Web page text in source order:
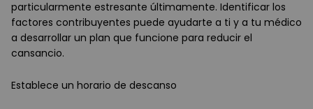
particularmente estresante últimamente. Identificar los
factores contribuyentes puede ayudarte a ti y a tu médico
a desarrollar un plan que funcione para reducir el
cansancio.
Establece un horario de descanso